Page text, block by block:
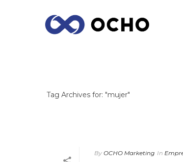
Tag Archives for: "mujer"
By OCHO Marketing In